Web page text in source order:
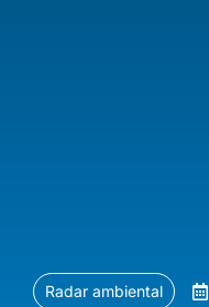
Radar ambiental